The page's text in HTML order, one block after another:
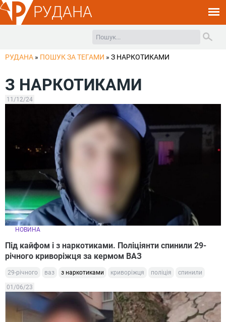
РУДАНА
РУДАНА » ПОШУК ЗА ТЕГАМИ » З НАРКОТИКАМИ
З НАРКОТИКАМИ
11/12/24
НОВИНА
Під кайфом і з наркотиками. Поліціянти спинили 29-
річного криворіжця за кермом ВАЗ
29-річного ваз з наркотиками криворіжця поліція спинили
01/06/23